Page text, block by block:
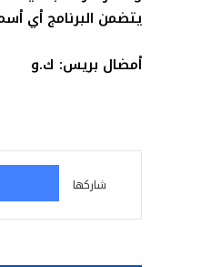
يتضمن البرنامج أي
أمضال بريس: ك.و
شاركها